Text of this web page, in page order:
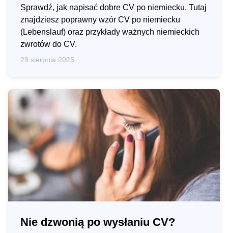
Sprawdź, jak napisać dobre CV po niemiecku. Tutaj
znajdziesz poprawny wzór CV po niemiecku
(Lebenslauf) oraz przykłady ważnych niemieckich
zwrotów do CV.
29 sierpnia 2025
Nie dzwonią po wysłaniu CV?